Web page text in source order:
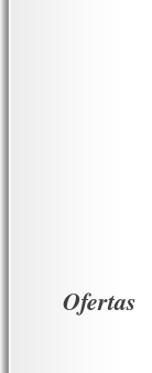
Ofertas